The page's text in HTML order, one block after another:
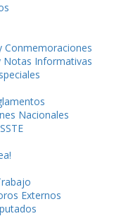
Conmemoraciones
Notas Informativas
Nacionales
Externos